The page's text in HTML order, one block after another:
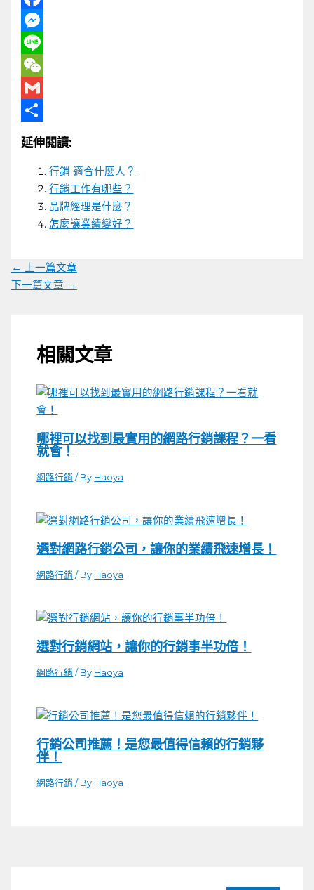
Facebook
Messenger
Line
WeChat
Gmail
分
延伸閱讀:
行銷 適合什麼人？
行銷工作有哪些？
品牌經理是什麼？
怎麼讓業績變好？
←
上一篇文章
下一篇文章 →
相關文章
哪裡可以找到最實用的網路行銷課程？一看
就會！
網路行銷 / By Haoya
選對網路行銷公司，讓你的業績飛速增長！
網路行銷 / By Haoya
選對行銷網站，讓你的行銷事半功倍！
網路行銷 / By Haoya
行銷公司推薦！是您最值得信賴的行銷夥
伴！
網路行銷 / By Haoya